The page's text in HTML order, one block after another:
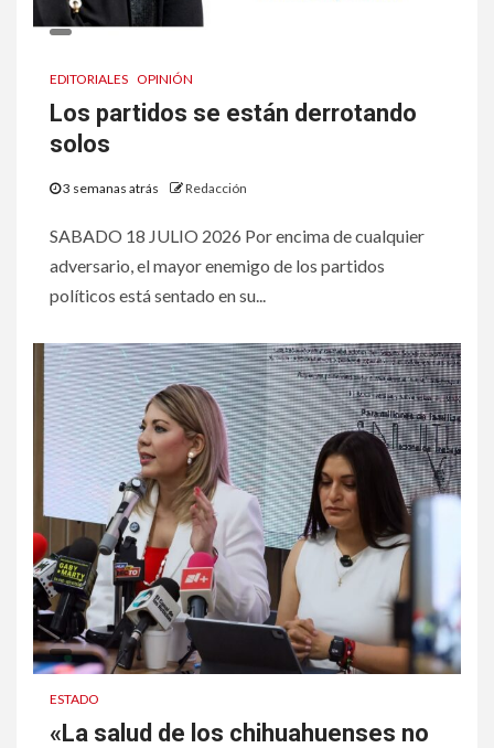
EDITORIALES OPINIÓN
Los partidos se están derrotando
solos
3 semanas atrás Redacción
SABADO 18 JULIO 2026 Por encima de cualquier
adversario, el mayor enemigo de los partidos
políticos está sentado en su...
ESTADO
«La salud de los chihuahuenses no